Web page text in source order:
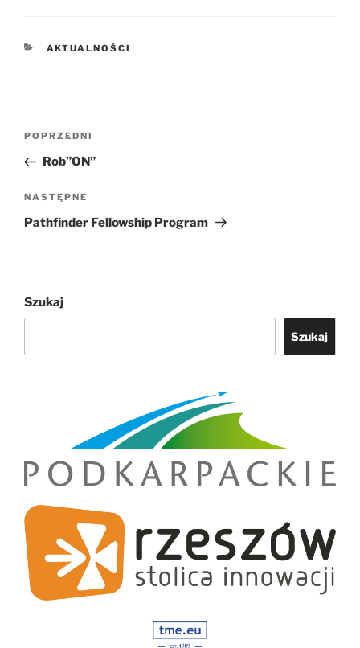
KATEGORIE
AKTUALNOŚCI
Nawigacja
Poprzedni
wpis
POPRZEDNI
Rob”ON”
Następny
wpis
NASTĘPNE
Pathfinder Fellowship Program
Szukaj
Szukaj